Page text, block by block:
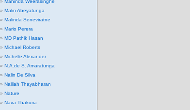
Mahinda Weerasinghe
Malin Abeyatunga
Malinda Seneviratne
Mario Perera
MD Pathik Hasan
Michael Roberts
Michelle Alexander
N.A.de S. Amaratunga
Nalin De Silva
Nalliah Thayabharan
Nature
Nava Thakuria